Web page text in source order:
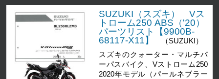
SUZUKI（スズキ） Vス
トローム250 ABS（'20）
パーツリスト【9900B-
68117-X11】
（SUZUKI）
スズキのクォーター・マルチパ
ーパスバイク、Vストローム250
2020年モデル（パールネブラー